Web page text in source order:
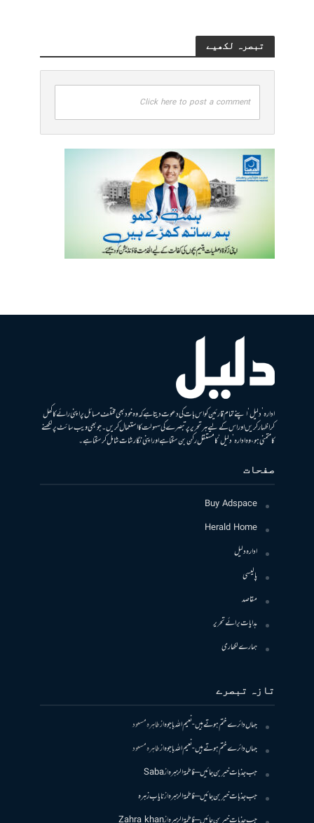
تبصرہ لکھیے
Click here to post a comment
ادارہ ’دلیل‘ اپنے تمام قارئین کو اس بات کی دعوت دیتا ہے کہ وہ خود بھی مختلف مسائل پر اپنی رائے کا کھل
کر اظہار کریں اور اس کے لیے ہر تحریر پر تبصرے کی سہولت کا استعمال کریں۔ جو بھی ویب سائٹ پر لکھنے
کا متمنی ہو، وہ ادارہ ’دلیل‘ کا مستقل رکن بن سکتا ہے اور اپنی نگارشات شامل کرسکتا ہے۔
صفحات
Buy Adspace
Herald Home
ادارہ دلیل
پالیسی
مقاصد
ہدایات برائے تحریر
ہمارے لکھاری
تازہ تبصرے
جہاں دائرے ختم ہوتے ہیں- نعیم اللہ باجوہازطاہرہ مسعود
جہاں دائرے ختم ہوتے ہیں- نعیم اللہ باجوہازطاہرہ مسعود
جب جذبات خبر بن جائیں – فاطمۃالزہرہازSaba
جب جذبات خبر بن جائیں – فاطمۃالزہرہازنایاب زہرہ